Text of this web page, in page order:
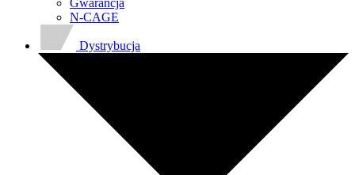
Gwarancja
N-CAGE
Dystrybucja